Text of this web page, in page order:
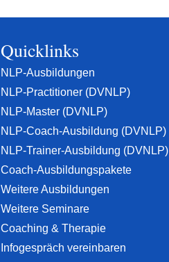
Quicklinks
NLP-Ausbildungen
NLP-Practitioner (DVNLP)
NLP-Master (DVNLP)
NLP-Coach-Ausbildung (DVNLP)
NLP-Trainer-Ausbildung (DVNLP)
Coach-Ausbildungspakete
Weitere Ausbildungen
Weitere Seminare
Coaching & Therapie
Infogespräch vereinbaren